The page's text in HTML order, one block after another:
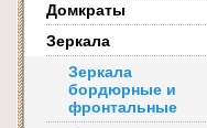
Домкраты
Зеркала
Зеркала
бордюрные и
фронтальные